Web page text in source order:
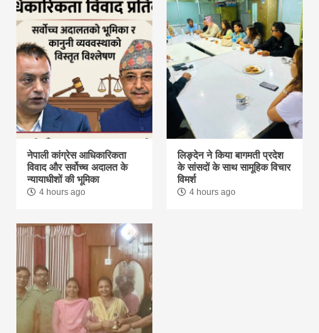
नेपाली कांग्रेस आधिकारिकता
विवाद और सर्वोच्च अदालत के
न्यायाधीशों की भूमिका
4 hours ago
लिङ्देन ने किया बागमती प्रदेश
के सांसदों के साथ सामूहिक विचार
विमर्श
4 hours ago